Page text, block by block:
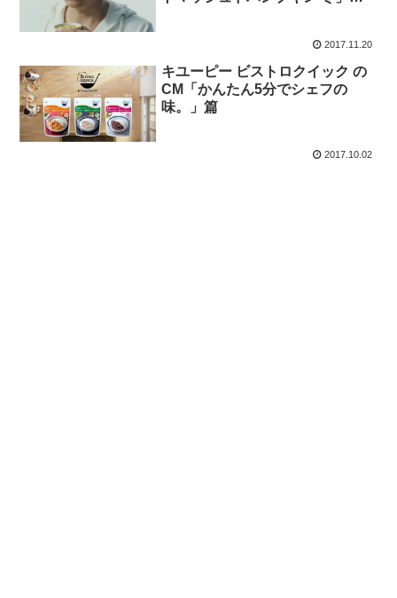
2017.11.20
キユーピー ビストロクイック の
CM「かんたん5分でシェフの
味。」篇
2017.10.02